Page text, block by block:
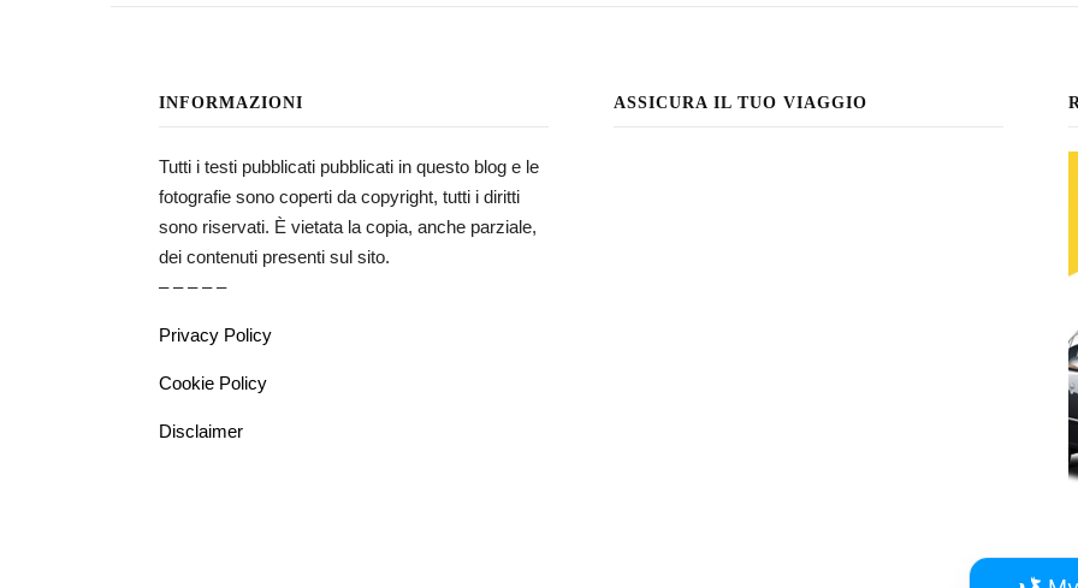
INFORMAZIONI
Tutti i testi pubblicati pubblicati in questo blog e le
fotografie sono coperti da copyright, tutti i diritti
sono riservati. È vietata la copia, anche parziale,
dei contenuti presenti sul sito.
– – – – –
Privacy Policy
Cookie Policy
Disclaimer
ASSICURA IL TUO VIAGGIO